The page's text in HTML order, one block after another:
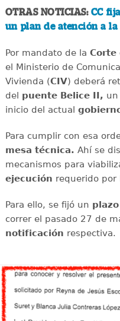
OTRAS NOTICIAS:CC
un plan de atención a
Por mandato de la Corte
el Ministerio de
Vivienda (CIV) deberá
del puente Belice II,
inicio del actual
Para cumplir con esa
mesa técnica. Ahí se
mecanismos para
ejecución requerido por
Para ello, se fijó un
correr el pasado 27 de
notificación respectiva.